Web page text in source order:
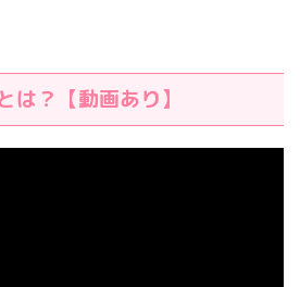
は？【動画あり】